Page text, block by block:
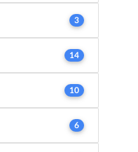
3
14
10
6